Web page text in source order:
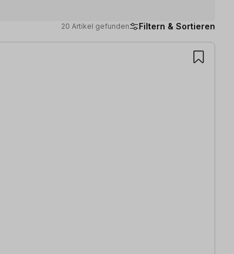
20 Artikel gefunden Filtern & Sortieren